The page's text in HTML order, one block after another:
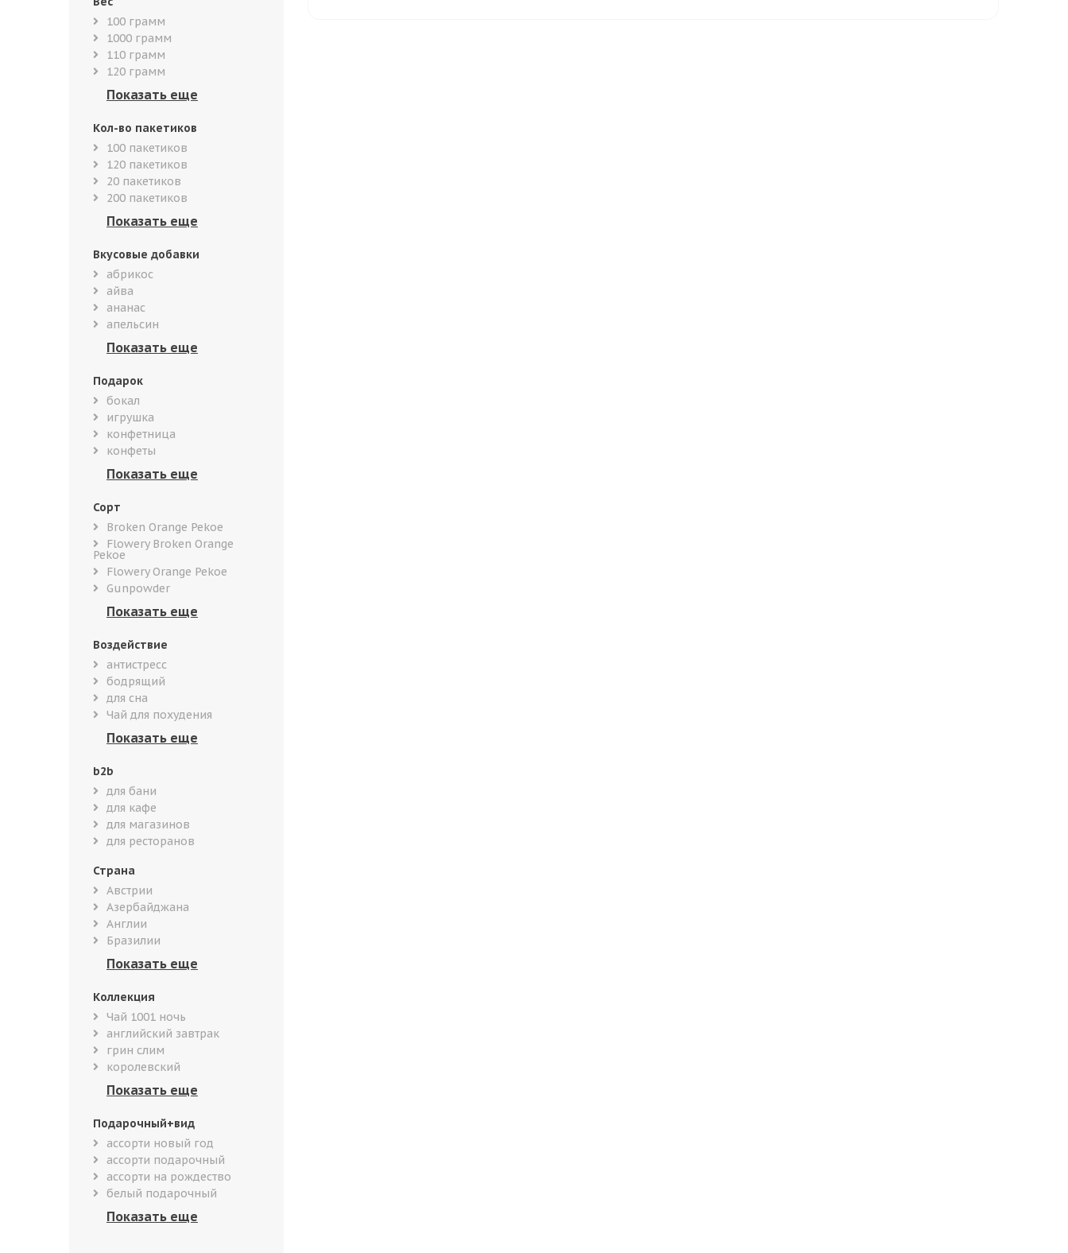
100 грамм
1000 грамм
110 грамм
120 грамм
Кол-во пакетиков
100 пакетиков
120 пакетиков
20 пакетиков
200 пакетиков
Вкусовые добавки
абрикос
айва
ананас
апельсин
Подарок
бокал
игрушка
конфетница
конфеты
Сорт
Broken Orange Pekoe
Flowery Broken Orange
Pekoe
Flowery Orange Pekoe
Gunpowder
Воздействие
антистресс
бодрящий
для сна
Чай для похудения
b2b
для бани
для кафе
для магазинов
для ресторанов
Страна
Австрии
Азербайджана
Англии
Бразилии
Коллекция
Чай 1001 ночь
английский завтрак
грин слим
королевский
Подарочный+вид
ассорти новый год
ассорти подарочный
ассорти на рождество
белый подарочный